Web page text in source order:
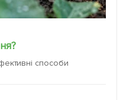
способи